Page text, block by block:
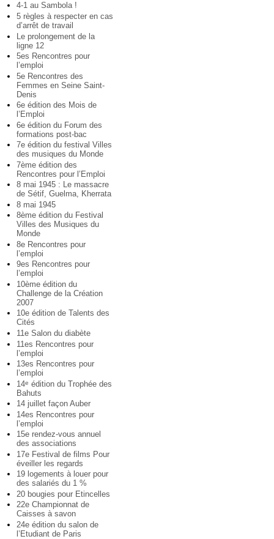
4-1 au Sambola !
5 règles à respecter en cas
d’arrêt de travail
Le prolongement de la
ligne 12
5es Rencontres pour
l’emploi
5e Rencontres des
Femmes en Seine Saint-
Denis
6e édition des Mois de
l’Emploi
6e édition du Forum des
formations post-bac
7e édition du festival Villes
des musiques du Monde
7ème édition des
Rencontres pour l’Emploi
8 mai 1945 : Le massacre
de Sétif, Guelma, Kherrata
8 mai 1945
8ème édition du Festival
Villes des Musiques du
Monde
8e Rencontres pour
l’emploi
9es Rencontres pour
l’emploi
10ème édition du
Challenge de la Création
2007
10e édition de Talents des
Cités
11e Salon du diabète
11es Rencontres pour
l’emploi
13es Rencontres pour
l’emploi
14e édition du Trophée des
Bahuts
14 juillet façon Auber
14es Rencontres pour
l’emploi
15e rendez-vous annuel
des associations
17e Festival de films Pour
éveiller les regards
19 logements à louer pour
des salariés du 1 %
20 bougies pour Etincelles
22e Championnat de
Caisses à savon
24e édition du salon de
l’Etudiant de Paris